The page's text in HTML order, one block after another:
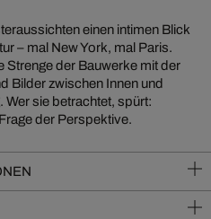
einen intimen Blick
– mal New York, mal Paris.
Strenge der Bauwerke mit der
Bilder zwischen Innen und
Wer sie betrachtet, spürt:
der Perspektive.